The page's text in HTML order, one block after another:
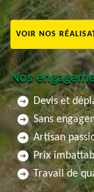
VOIR NOS
Nos
Devis et
Sans
Artisan
Prix
Travail de